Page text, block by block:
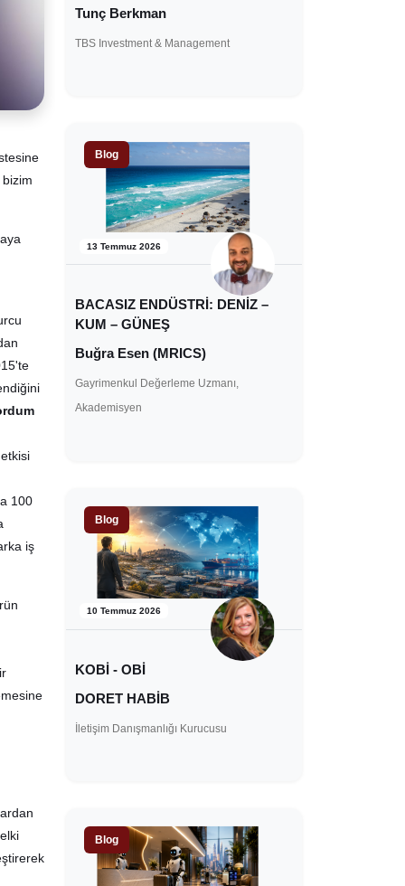
100
iş
Tunç Berkman
TBS Investment & Management
Blog
13 Temmuz 2026
BACASIZ ENDÜSTRİ: DENİZ –
KUM – GÜNEŞ
Buğra Esen (MRICS)
Gayrimenkul Değerleme Uzmanı,
Akademisyen
Blog
10 Temmuz 2026
KOBİ - OBİ
DORET HABİB
İletişim Danışmanlığı Kurucusu
Blog